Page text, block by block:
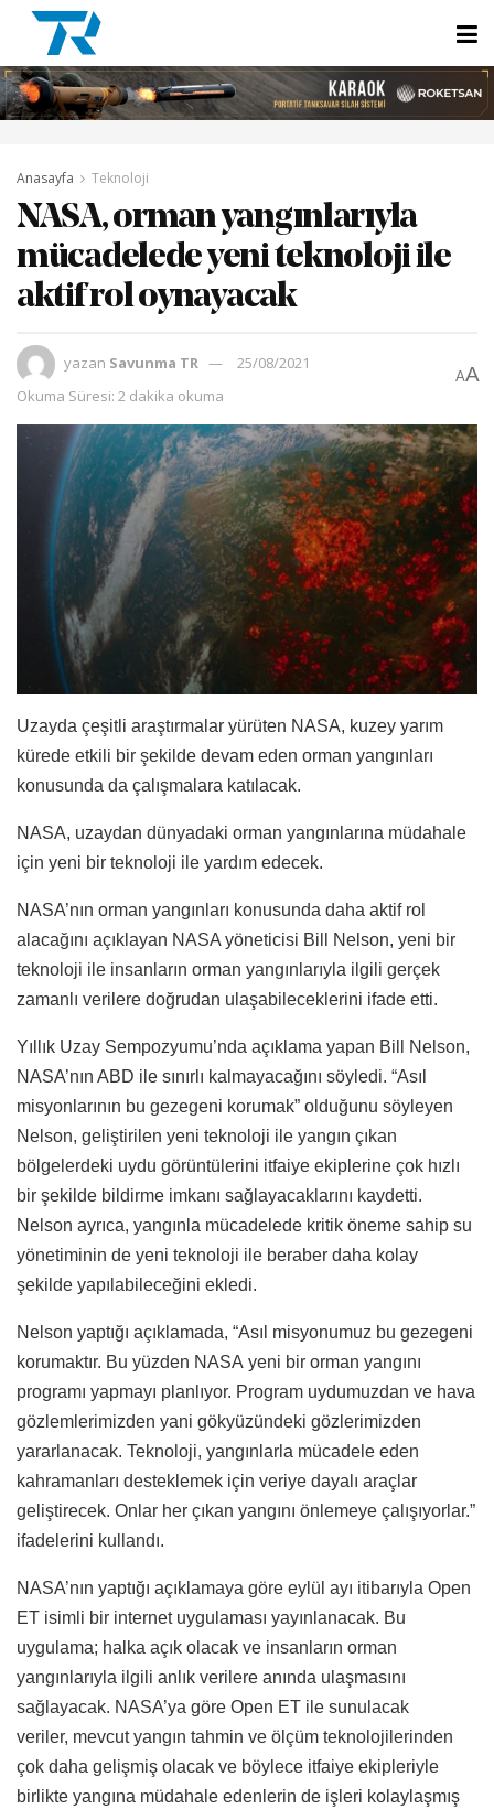
Anasayfa Teknoloji
NASA, orman yangınlarıyla
mücadelede yeni teknoloji ile
aktif rol oynayacak
yazan Savunma TR
25/08/2021
Okuma Süresi: 2 dakika okuma
AA
Uzayda çeşitli araştırmalar yürüten NASA, kuzey yarım
kürede etkili bir şekilde devam eden orman yangınları
konusunda da çalışmalara katılacak.
NASA, uzaydan dünyadaki orman yangınlarına müdahale
için yeni bir teknoloji ile yardım edecek.
NASA’nın orman yangınları konusunda daha aktif rol
alacağını açıklayan NASA yöneticisi Bill Nelson, yeni bir
teknoloji ile insanların orman yangınlarıyla ilgili gerçek
zamanlı verilere doğrudan ulaşabileceklerini ifade etti.
Yıllık Uzay Sempozyumu’nda açıklama yapan Bill Nelson,
NASA’nın ABD ile sınırlı kalmayacağını söyledi. “Asıl
misyonlarının bu gezegeni korumak” olduğunu söyleyen
Nelson, geliştirilen yeni teknoloji ile yangın çıkan
bölgelerdeki uydu görüntülerini itfaiye ekiplerine çok hızlı
bir şekilde bildirme imkanı sağlayacaklarını kaydetti.
Nelson ayrıca, yangınla mücadelede kritik öneme sahip su
yönetiminin de yeni teknoloji ile beraber daha kolay
şekilde yapılabileceğini ekledi.
Nelson yaptığı açıklamada, “Asıl misyonumuz bu gezegeni
korumaktır. Bu yüzden NASA yeni bir orman yangını
programı yapmayı planlıyor. Program uydumuzdan ve hava
gözlemlerimizden yani gökyüzündeki gözlerimizden
yararlanacak. Teknoloji, yangınlarla mücadele eden
kahramanları desteklemek için veriye dayalı araçlar
geliştirecek. Onlar her çıkan yangını önlemeye çalışıyorlar.”
ifadelerini kullandı.
NASA’nın yaptığı açıklamaya göre eylül ayı itibarıyla Open
ET isimli bir internet uygulaması yayınlanacak. Bu
uygulama; halka açık olacak ve insanların orman
yangınlarıyla ilgili anlık verilere anında ulaşmasını
sağlayacak. NASA’ya göre Open ET ile sunulacak
veriler, mevcut yangın tahmin ve ölçüm teknolojilerinden
çok daha gelişmiş olacak ve böylece itfaiye ekipleriyle
birlikte yangına müdahale edenlerin de işleri kolaylaşmış